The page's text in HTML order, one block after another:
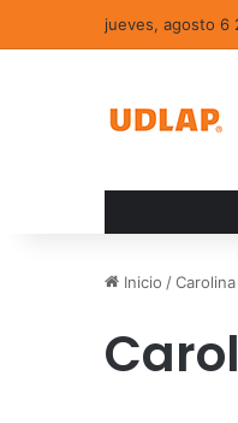
jueves, agosto 6
Inicio /